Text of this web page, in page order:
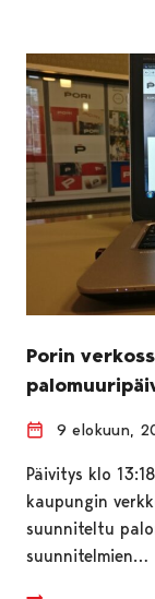
Porin
9 elokuun,
Päivitys klo
kaupungin
suunniteltu
suunnitelmien…